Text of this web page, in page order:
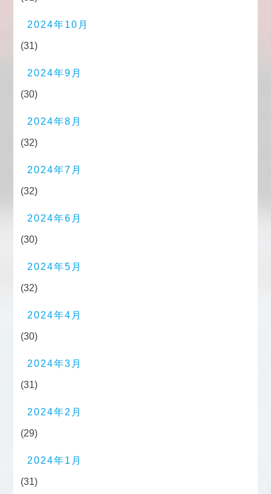
2024年10月
(31)
2024年9月
(30)
2024年8月
(32)
2024年7月
(32)
2024年6月
(30)
2024年5月
(32)
2024年4月
(30)
2024年3月
(31)
2024年2月
(29)
2024年1月
(31)